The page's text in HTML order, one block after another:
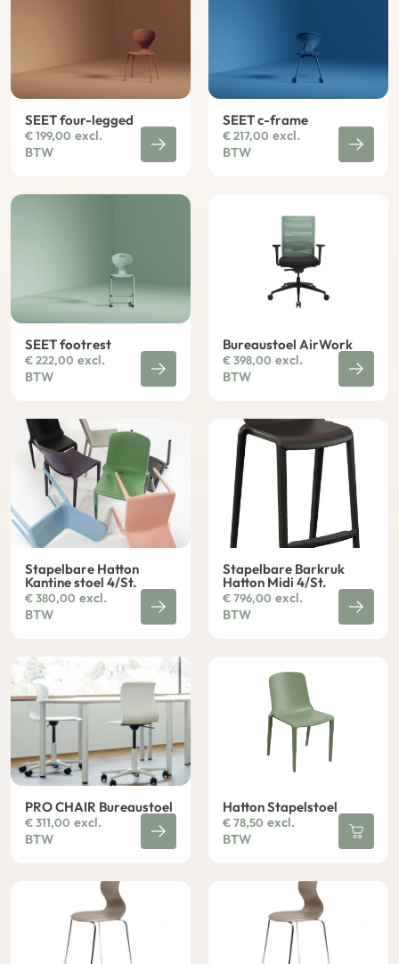
SEET four-legged
€199,00 excl.
BTW
SEET c-frame
€217,00 excl.
BTW
SEET footrest
€222,00 excl.
BTW
Bureaustoel AirWork
€398,00 excl.
BTW
Stapelbare Hatton
Kantine stoel 4/St.
€380,00 excl.
BTW
Stapelbare Barkruk
Hatton Midi 4/St.
€796,00 excl.
BTW
PRO CHAIR Bureaustoel
€311,00 excl.
BTW
Hatton Stapelstoel
€78,50 excl.
BTW